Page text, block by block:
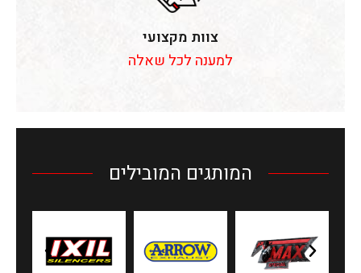
צוות מקצועי
למענה לכל שאלה
המותגים המובילים